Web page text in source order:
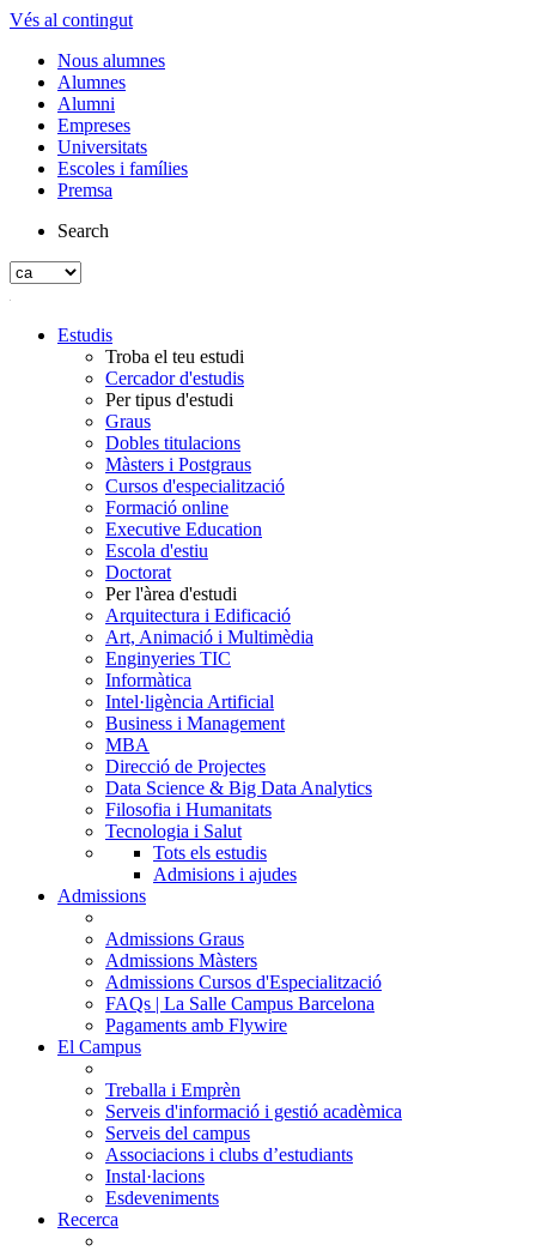
Vés al contingut
Nous alumnes
Alumnes
Alumni
Empreses
Universitats
Escoles i famílies
Premsa
Search
Estudis
Troba el teu estudi
Cercador d'estudis
Per tipus d'estudi
Graus
Dobles titulacions
Màsters i Postgraus
Cursos d'especialització
Formació online
Executive Education
Escola d'estiu
Doctorat
Per l'àrea d'estudi
Arquitectura i Edificació
Art, Animació i Multimèdia
Enginyeries TIC
Informàtica
Intel·ligència Artificial
Business i Management
MBA
Direcció de Projectes
Data Science & Big Data Analytics
Filosofia i Humanitats
Tecnologia i Salut
Tots els estudis
Admisions i ajudes
Admissions
Admissions Graus
Admissions Màsters
Admissions Cursos d'Especialització
FAQs | La Salle Campus Barcelona
Pagaments amb Flywire
El Campus
Treballa i Emprèn
Serveis d'informació i gestió acadèmica
Serveis del campus
Associacions i clubs d’estudiants
Instal·lacions
Esdeveniments
Recerca